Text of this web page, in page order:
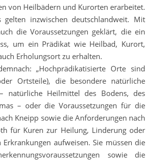
von Heilbädern und Kurorten erarbeitet.
gelten inzwischen deutschlandweit. Mit
die Voraussetzungen geklärt, die ein
um ein Prädikat wie Heilbad, Kurort,
Erholungsort zu erhalten.
„Hochprädikatisierte Orte sind
Ortsteile), die besondere natürliche
natürliche Heilmittel des Bodens, des
– oder die Voraussetzungen für die
Kneipp sowie die Anforderungen nach
für Kuren zur Heilung, Linderung oder
aufweisen. Sie müssen die
sowie die